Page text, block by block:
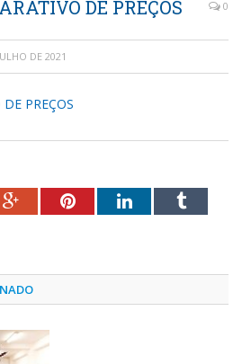
DE PREÇOS 0
DE 2021
PREÇOS
Google+PinterestLinkedInTumblr